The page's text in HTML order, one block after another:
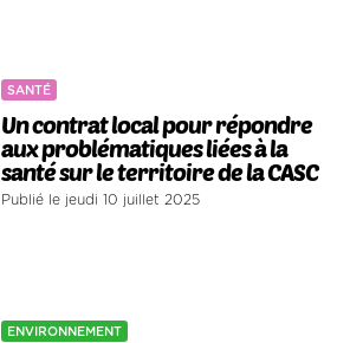
SANTÉ
Un contrat local pour répondre
aux problématiques liées à la
santé sur le territoire de la CASC
Publié le jeudi 10 juillet 2025
ENVIRONNEMENT